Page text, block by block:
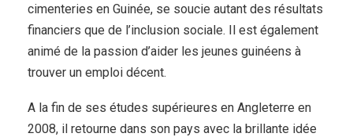
cimenteries en Guinée, se soucie autant des résultats
financiers que de l’inclusion sociale. Il est également
animé de la passion d’aider les jeunes guinéens à
trouver un emploi décent.
A la fin de ses études supérieures en Angleterre en
2008, il retourne dans son pays avec la brillante idée